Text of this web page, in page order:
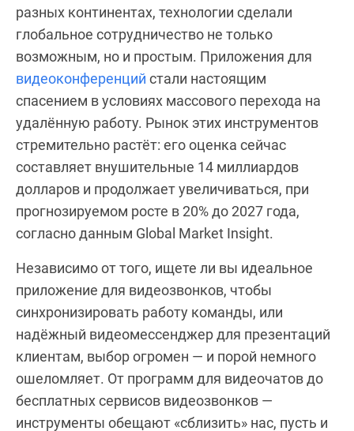
разных континентах, технологии сделали
глобальное сотрудничество не только
возможным, но и простым. Приложения для
видеоконференций стали настоящим
спасением в условиях массового перехода на
удалённую работу. Рынок этих инструментов
стремительно растёт: его оценка сейчас
составляет внушительные 14 миллиардов
долларов и продолжает увеличиваться, при
прогнозируемом росте в 20% до 2027 года,
согласно данным Global Market Insight.
Независимо от того, ищете ли вы идеальное
приложение для видеозвонков, чтобы
синхронизировать работу команды, или
надёжный видеомессенджер для презентаций
клиентам, выбор огромен — и порой немного
ошеломляет. От программ для видеочатов до
бесплатных сервисов видеозвонков —
инструменты обещают «сблизить» нас, пусть и